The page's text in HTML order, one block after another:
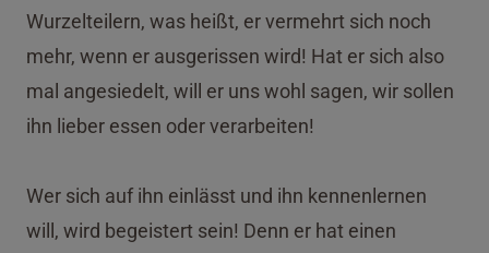
Wurzelteilern, was heißt, er vermehrt sich noch
mehr, wenn er ausgerissen wird! Hat er sich also
mal angesiedelt, will er uns wohl sagen, wir sollen
ihn lieber essen oder verarbeiten!
Wer sich auf ihn einlässt und ihn kennenlernen
will, wird begeistert sein! Denn er hat einen